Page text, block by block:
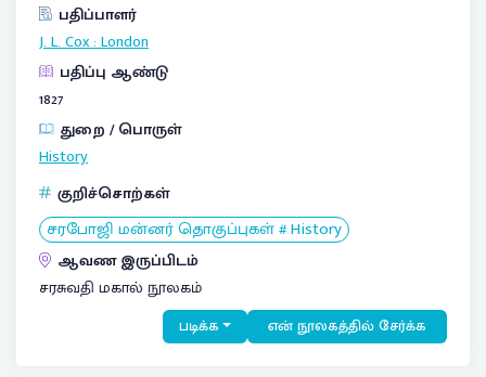
பதிப்பாளர்
J. L. Cox:London
பதிப்பு ஆண்டு
1827
துறை / பொருள்
History
குறிச்சொற்கள்
சரபோஜி மன்னர் தொகுப்புகள் # History
ஆவண இருப்பிடம்
சரசுவதி மகால் நூலகம்
படிக்க என் நூலகத்தில் சேர்க்க